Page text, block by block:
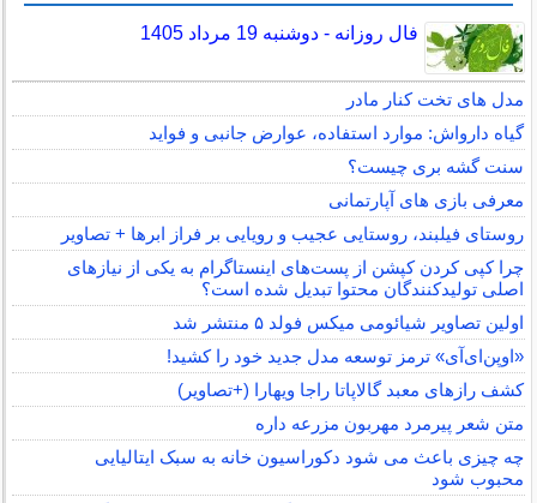
فال روزانه - دوشنبه 19 مرداد 1405
مدل های تخت کنار مادر
گیاه دارواش: موارد استفاده، عوارض جانبی و فواید
سنت گشه بری چیست؟
معرفی بازی های آپارتمانی
روستای فیلبند، روستایی عجیب و رویایی بر فراز ابرها + تصاویر
چرا کپی کردن کپشن از پست‌های اینستاگرام به یکی از نیازهای
اصلی تولیدکنندگان محتوا تبدیل شده است؟
اولین تصاویر شیائومی میکس فولد ۵ منتشر شد
«اوپن‌ای‌آی» ترمز توسعه مدل جدید خود را کشید!
کشف رازهای معبد گالاپاتا راجا ویهارا (+تصاویر)
متن شعر پیرمرد مهربون مزرعه داره
چه چیزی باعث می شود دکوراسیون خانه به سبک ایتالیایی
محبوب شود